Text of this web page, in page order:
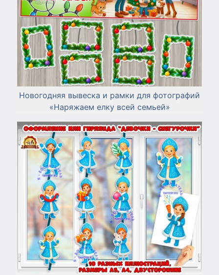
Новогодняя вывеска и рамки для фотографий
«Наряжаем елку всей семьей»